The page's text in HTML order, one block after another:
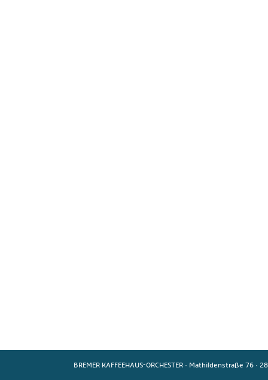
BREMER KAFFEEHAUS-ORCHESTER · Mathildenstraße 76 ·